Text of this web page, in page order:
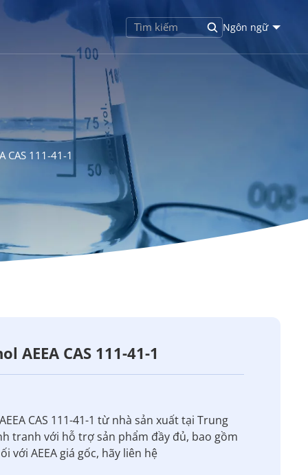
Ngôn ngữ
CAS 111-41-1
CAS 111-41-1
CAS 111-41-1 từ nhà sản xuất tại Trung
tranh với hỗ trợ sản phẩm đầy đủ, bao gồm
với AEEA giá gốc, hãy liên hệ